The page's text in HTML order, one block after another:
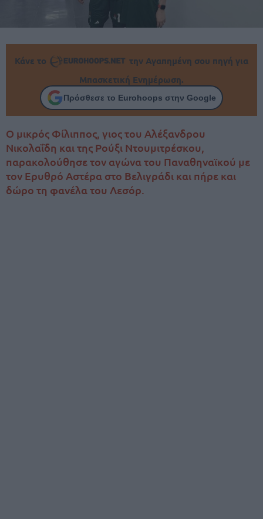
Κάνε το
την Αγαπημένη σου πηγή για
Μπασκετική Ενημέρωση.
Πρόσθεσε το Eurohoops στην Google
Ο μικρός Φίλιππος, γιος του Αλέξανδρου
Νικολαΐδη και της Ρούξι Ντουμιτρέσκου,
παρακολούθησε τον αγώνα του Παναθηναϊκού με
τον Ερυθρό Αστέρα στο Βελιγράδι και πήρε και
δώρο τη φανέλα του Λεσόρ.